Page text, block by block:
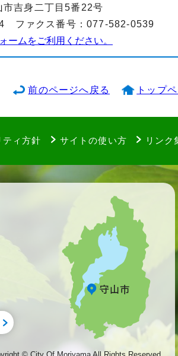
吉身二丁目5番22号
ファクス番号：077-582-0539
ームをご利用ください。
前のページへ戻る トップ
ティ方針 サイトの使い方 リンク